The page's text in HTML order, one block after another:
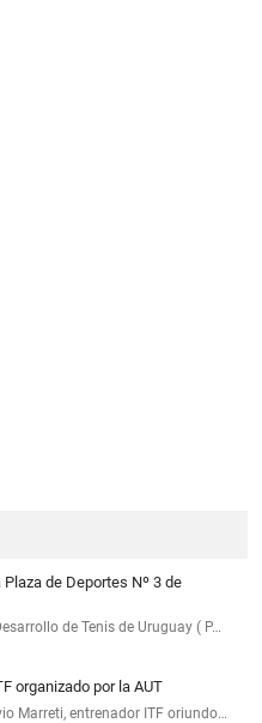
de Deportes Nº 3 de
de Tenis de Uruguay ( P…
organizado por la AUT
Marreti, entrenador ITF oriundo…